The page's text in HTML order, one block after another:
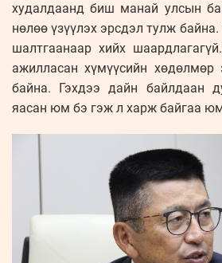
худалдаанд биш манай улсын
нөлөө үзүүлэх эрсдэл тулж
шалтгаанаар хийх
ажилласан хүмүүсийн хөдөлмөр
байна. Гэхдээ дайн байлдаан
яасан юм бэ гэж л харж байгаа